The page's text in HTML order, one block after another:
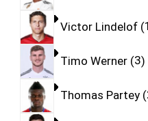
Victor Lindelof
Timo Werner 3
Thomas Partey